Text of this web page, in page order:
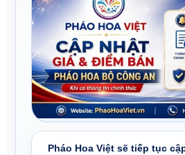
Pháo Hoa Việt sẽ tiếp tục